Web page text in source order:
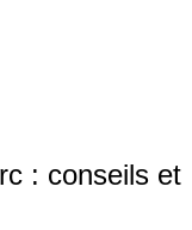
: conseils et